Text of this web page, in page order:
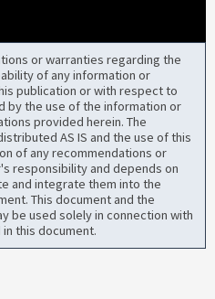
or warranties regarding the
of any information or
publication or with respect to
by the use of the information or
provided herein. The
AS IS and the use of this
of any recommendations or
responsibility and depends on
and integrate them into the
This document and the
be used solely in connection with
this document.